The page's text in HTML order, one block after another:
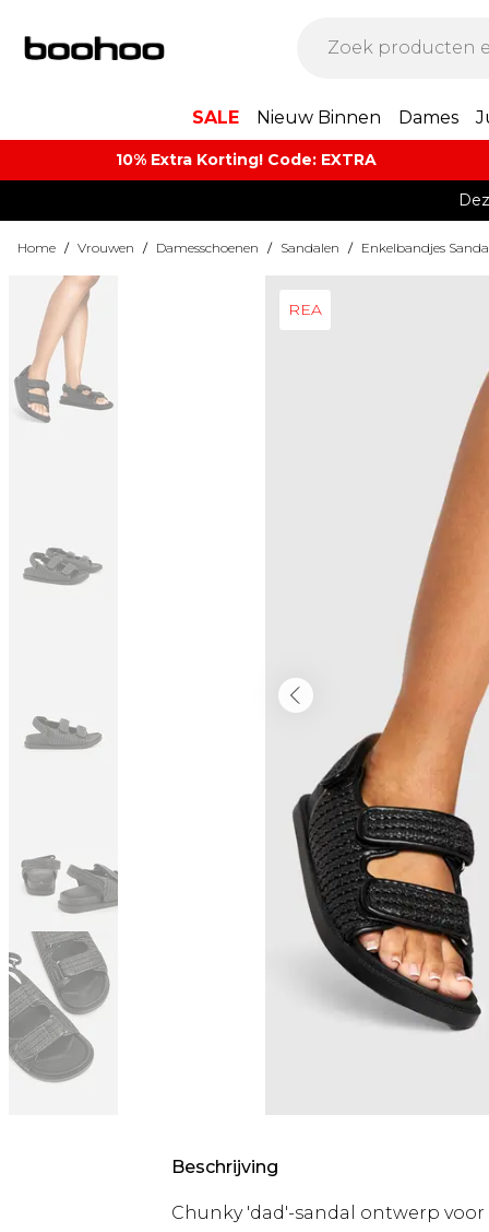
SALE Nieuw Binnen Dames
10% Extra Korting! Code: EXTRA​
Home / Vrouwen / Damesschoenen / Sandalen / Enkelbandjes
REA
Beschrijving
Chunky 'dad'-sandal ontwerp